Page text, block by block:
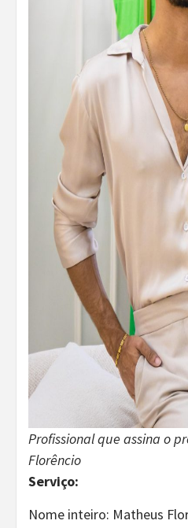
Profissional que assina o
Florêncio
Serviço:
Nome inteiro: Matheus